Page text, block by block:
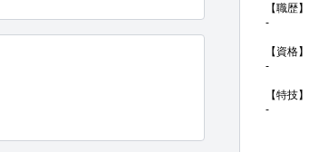
【職歴】
-
【資格】
-
【特技】
-